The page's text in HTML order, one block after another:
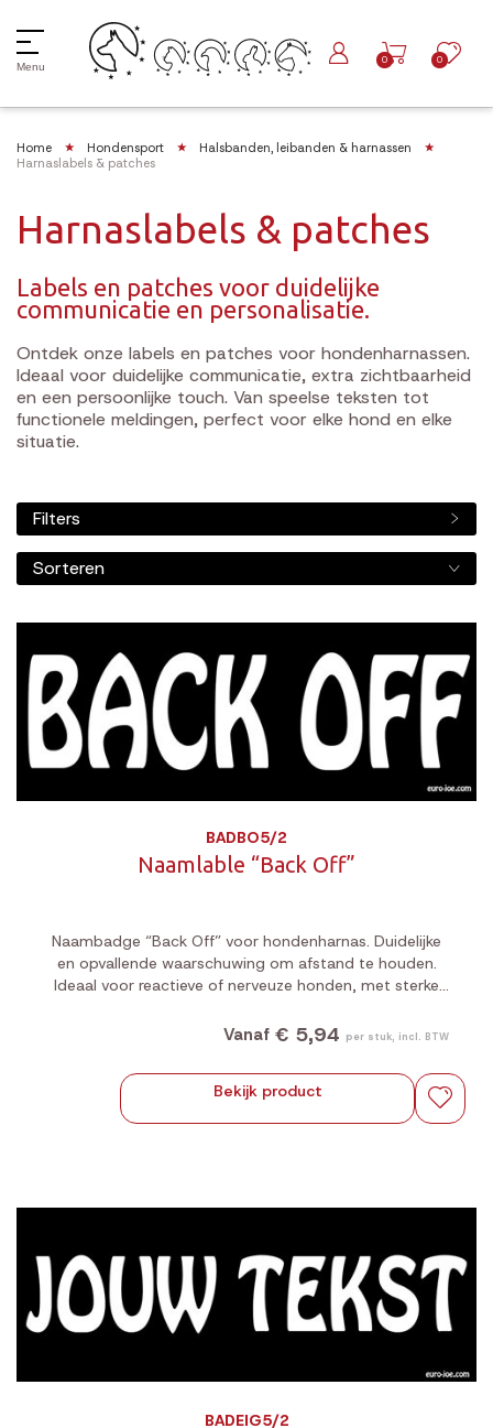
Menu
0 0
Home Hondensport
Halsbanden, leibanden & harnassen
Harnaslabels & patches
Harnaslabels & patches
Labels en patches voor duidelijke
communicatie en personalisatie.
Ontdek onze labels en patches voor hondenharnassen.
Ideaal voor duidelijke communicatie, extra zichtbaarheid
en een persoonlijke touch. Van speelse teksten tot
functionele meldingen, perfect voor elke hond en elke
situatie.
Filters
Sorteren
BADBO5/2
Naamlable “Back Off”
Naambadge “Back Off” voor hondenharnas. Duidelijke
en opvallende waarschuwing om afstand te houden.
Ideaal voor reactieve of nerveuze honden, met sterke
Vanaf € 5,94 per stuk, incl. BTW
Bekijk product
BADEIG5/2